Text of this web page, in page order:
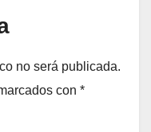
no será publicada.
con *